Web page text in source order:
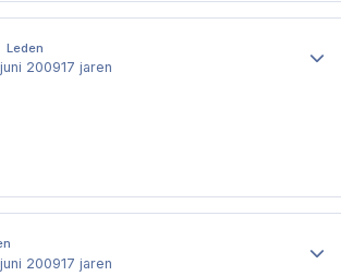
Leden
200917 jaren
200917 jaren